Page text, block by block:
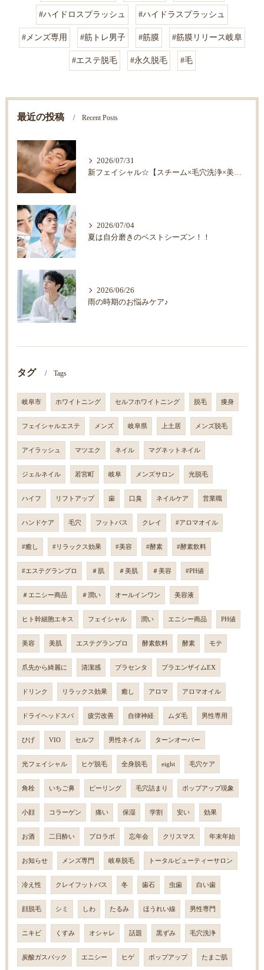
#ハイドロスプラッシュ #ハイドラスプラッシュ
#メンズ専用 #筋トレ男子 #筋膜 #筋膜リリース岐阜
#エステ脱毛 #永久脱毛 #毛
最近の投稿 Recent Posts
2026/07/31
新フェイシャル☆【スチーム×毛穴洗浄×美顔器×マッサージ】
2026/07/04
夏は自分磨きのベストシーズン！！
2026/06/26
雨の時期のお悩みケア♪
タグ Tags
岐阜市 ホワイトニング セルフホワイトニング 脱毛 痩身
フェイシャルエステ メンズ 岐阜県 上土居 メンズ脱毛
アイラッシュ マツエク ネイル マグネットネイル
ジェルネイル 若宮町 岐阜 メンズサロン 光脱毛
ハイフ リフトアップ 歯 口臭 ネイルケア 営業職
ハンドケア 毛穴 フットバス クレイ #アロマオイル
#癒し #リラックス効果 #美容 #酵素 #酵素飲料
#エステグランプロ ＃肌 ＃美肌 ＃美容 #PH値
＃エニシー商品 ＃潤い オールインワン 美容液
ヒト幹細胞エキス フェイシャル 潤い エニシー商品 PH値
美容 美肌 エステグランプロ 酵素飲料 酵素 モテ
爪先から綺麗に 清潔感 プラセンタ プラエンザイムEX
ドリンク リラックス効果 癒し アロマ アロマオイル
ドライヘッドスパ 疲労改善 自律神経 ムダ毛 男性専用
ひげ VIO セルフ 男性ネイル ターンオーバー
光フェイシャル ヒゲ脱毛 全身脱毛 eight 毛穴ケア
角栓 いちご鼻 ピーリング 毛穴詰まり ポップアップ現象
小顔 コラーゲン 痛い 保湿 学割 安い 効果
お酒 二日酔い プロラボ 忘年会 クリスマス 年末年始
お知らせ メンズ専門 岐阜脱毛 トータルビューティーサロン
冷え性 クレイフットバス 冬 歯石 虫歯 白い歯
顔脱毛 シミ しわ たるみ ほうれい線 男性専門
ニキビ くすみ オシャレ 話題 黒ずみ 毛穴洗浄
炭酸ガスパック エニシー ヒゲ ポップアップ たまご肌